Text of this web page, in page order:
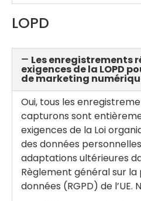
LOPD
Les enregistrements
exigences de la LOPD
de marketing
Oui, tous les
capturons sont
exigences de la Loi
des données
adaptations ultérieures
Règlement général sur
données (RGPD) de l’UE.